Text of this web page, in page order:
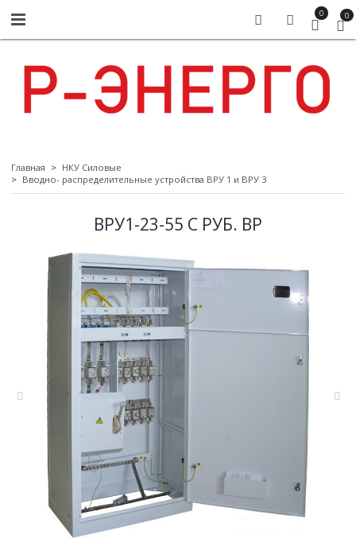
0 0
Главная
НКУ Силовые
Вводно- распределительные устройства ВРУ 1 и ВРУ 3
ВРУ1-23-55 С РУБ. ВР